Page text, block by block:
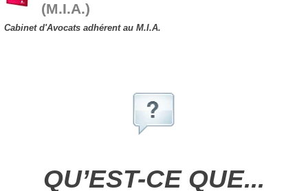
(M.I.A.)
Cabinet d'Avocats adhérent au M.I.A.
QU’EST-CE QUE...